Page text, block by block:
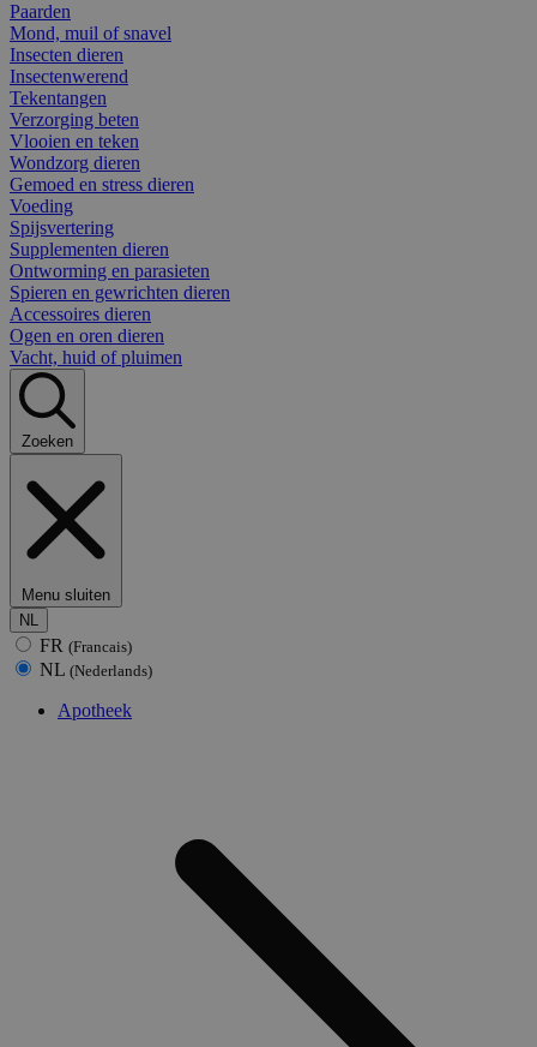
Paarden
Mond, muil of snavel
Insecten dieren
Insectenwerend
Tekentangen
Verzorging beten
Vlooien en teken
Wondzorg dieren
Gemoed en stress dieren
Voeding
Spijsvertering
Supplementen dieren
Ontworming en parasieten
Spieren en gewrichten dieren
Accessoires dieren
Ogen en oren dieren
Vacht, huid of pluimen
Zoeken
Menu sluiten
NL
FR (Francais)
NL (Nederlands)
Apotheek